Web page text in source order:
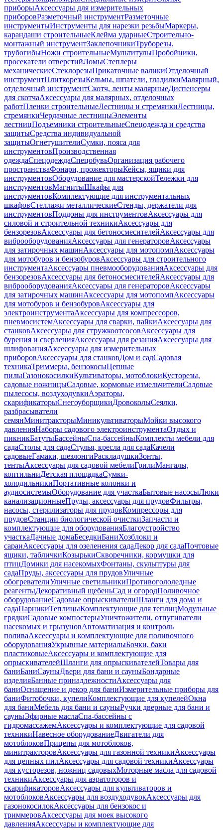
приборыАксессуары для измерительных
приборовРазметочный инструментРазметочные
инструментыИнструменты для нарезки резьбыМаркеры,
карандаши строительныеКлейма ударныеСтроительно-
монтажный инструментЗаклепочникиТруборезы,
трубогибыНожи строительныеМультитулыПробойники,
просекатели отверстийЛомыСтеплеры
механическиеСтеклорезыПрикаточные валикиОтделочный
инструментПлиткорезыКельмы, шпатели, гладилкиМалярный,
отделочный инструментСкотч, ленты малярныеДиспенсеры
для скотчаАксессуары для малярных, отделочных
работПленки строительныеЛестницы и стремянкиЛестницы,
стремянкиЧердачные лестницыЭлементы
лестницПодъемники строительныеСпецодежда и средства
защитыСредства индивидуальной
защитыОгнетушителиСумки, пояса для
инструментовПроизводственная
одеждаСпецодеждаСпецобувьОрганизация рабочего
пространстваФонари, прожекторыКейсы, ящики для
инструментовОборудование для мастерскойТележки для
инструментовМагнитыШкафы для
инструментовКомплектующие для инструментальных
шкафовСтеллажи металлическиеСтенды, держатели для
инструментовПоддоны для инструментовАксессуары для
силовой и строительной техникиАксессуары для
бензорезовАксессуары для бетоносмесителейАксессуары для
виброоборудованияАксессуары для генераторовАксессуары
для затирочных машинАксессуары для мотопомпАксессуары
для мотобуров и бензобуровАксессуары для строительного
инструментаАксессуары пневмооборудованияАксессуары для
бензорезовАксессуары для бетоносмесителейАксессуары для
виброоборудованияАксессуары для генераторовАксессуары
для затирочных машинАксессуары для мотопомпАксессуары
для мотобуров и бензобуровАксессуары для
электроинструментаАксессуары для компрессоров,
пневмосистемАксессуары для сварки, пайкиАксессуары для
станковАксессуары для стружкоотсосовАксессуары для
бурения и сверленияАксессуары для резанияАксессуары для
шлифованияАксессуары для измерительных
приборовАксессуары для станковДом и садСадовая
техникаТриммеры, бензокосыЦепные
пилыГазонокосилкиКультиваторы, мотоблокиКусторезы,
садовые ножницыСадовые, кормовые измельчителиСадовые
пылесосы, воздуходувкиАэраторы,
скарификаторыСнегоуборщикиДровоколыСеялки,
разбрасыватели
семянМинитракторыМиникультиваторыМойки высокого
давленияНаборы садового электроинструментаОтдых и
пикникБатутыБассейныСпа-бассейныКомплекты мебели для
садаСтолы для садаСтулья, кресла для садаКачели
садовыеГамаки, шезлонгиРаскладушкиЗонты,
тентыАксессуары для садовой мебелиГрилиМангалы,
коптильниДетская площадкаСумки-
холодильникиПортативные колонки и
аудиосистемыОборудование для участкаБытовые насосыЛюки
канализационныеПруды, аксессуары для прудовФильтры,
насосы, стерилизаторы для прудовКомпрессоры для
прудовСтанции биологической очисткиЗапчасти и
комплектующие для оборудованияБлагоустройство
участкаДачные домаБеседкиБаниХозблоки и
сараиАксессуары для озеленения садаДекор для садаПочтовые
ящики, табличкиКозырькиСкворечники, кормушки для
птицДомики для насекомыхФонтаны, скульптуры для
садаПруды, аксессуары для прудовУличные
обогревателиУличные светильникиПротивогололедные
реагентыДекоративный щебеньСад и огородПоливочное
оборудованиеСадовые опрыскивателиШланги для дома и
садаПарникиТеплицыКомплектующие для теплицМодульные
грядкиСадовые компостерыУничтожители, отпугиватели
насекомых и грызуновАвтоматизация и контроль
поливаАксессуары и комплектующие для поливочного
оборудованияУкрывные материалыБочки, баки
пластиковыеАксессуары и комплектующие для
опрыскивателейШланги для опрыскивателейТовары для
баниБаниСауныДвери для бани и сауныБондарные
изделияБанные принадлежностиАксессуары для
баниОснащение и декор для баниИзмерительные приборы для
баниФитобочки, купелиКомплектующие для купелейОкна
для баниМебель для бани и сауныРучки дверные для бани и
сауныЭфирные маслаСпа-бассейны с
гидромассажемАксессуары и комплектующие для садовой
техникиНавесное оборудованиеДвигатели для
мотоблоковПрицепы для мотоблоков,
минитракторовАксессуары для газонной техникиАксессуары
для цепных пилАксессуары для садовой техникиАксессуары
для кусторезов, ножниц садовыхМоторные масла для садовой
техникиАксессуары для аэратоторов и
скарификаторовАксессуары для культиваторов и
мотоблоковАксессуары для воздуходувокАксессуары для
газонокосилокАксессуары для бензокос и
триммеровАксессуары для моек высокого
давленияАксессуары и комплектующие для